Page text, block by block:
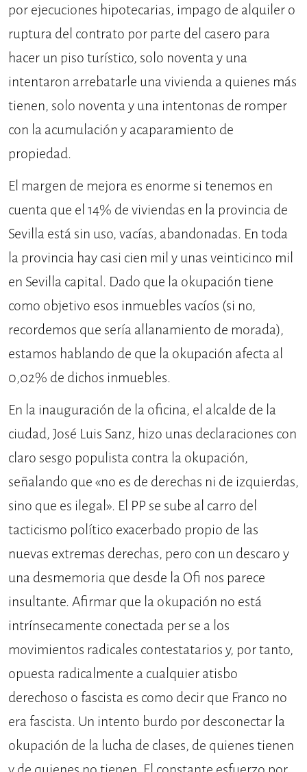
por ejecuciones hipotecarias, impago de alquiler o
ruptura del contrato por parte del casero para
hacer un piso turístico, solo noventa y una
intentaron arrebatarle una vivienda a quienes más
tienen, solo noventa y una intentonas de romper
con la acumulación y acaparamiento de
propiedad.
El margen de mejora es enorme si tenemos en
cuenta que el 14% de viviendas en la provincia de
Sevilla está sin uso, vacías, abandonadas. En toda
la provincia hay casi cien mil y unas veinticinco mil
en Sevilla capital. Dado que la okupación tiene
como objetivo esos inmuebles vacíos (si no,
recordemos que sería allanamiento de morada),
estamos hablando de que la okupación afecta al
0,02% de dichos inmuebles.
En la inauguración de la oficina, el alcalde de la
ciudad, José Luis Sanz, hizo unas declaraciones con
claro sesgo populista contra la okupación,
señalando que «no es de derechas ni de izquierdas,
sino que es ilegal». El PP se sube al carro del
tacticismo político exacerbado propio de las
nuevas extremas derechas, pero con un descaro y
una desmemoria que desde la Ofi nos parece
insultante. Afirmar que la okupación no está
intrínsecamente conectada per se a los
movimientos radicales contestatarios y, por tanto,
opuesta radicalmente a cualquier atisbo
derechoso o fascista es como decir que Franco no
era fascista. Un intento burdo por desconectar la
okupación de la lucha de clases, de quienes tienen